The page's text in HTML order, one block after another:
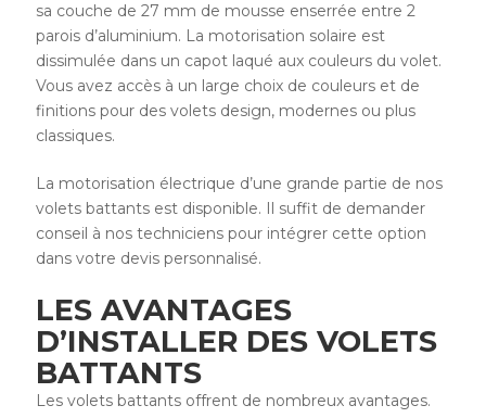
sa couche de 27 mm de mousse enserrée entre 2
parois d’aluminium. La motorisation solaire est
dissimulée dans un capot laqué aux couleurs du volet.
Vous avez accès à un large choix de couleurs et de
finitions pour des volets design, modernes ou plus
classiques.
La motorisation électrique d’une grande partie de nos
volets battants est disponible. Il suffit de demander
conseil à nos techniciens pour intégrer cette option
dans votre devis personnalisé.
LES AVANTAGES
D’INSTALLER DES VOLETS
BATTANTS
Les volets battants offrent de nombreux avantages.